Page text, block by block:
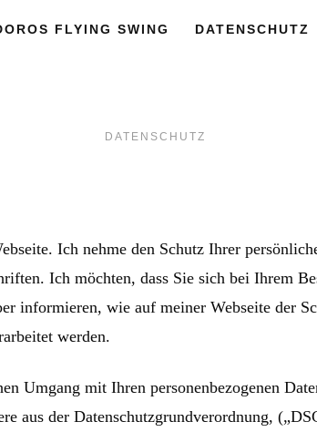
FLYING SWING DATENSCHUTZ
DATENSCHUTZ
Ich nehme den Schutz Ihrer
Ich möchten, dass Sie sich bei Ihrem
informieren, wie auf meiner Webseite der
werden.
Umgang mit Ihren personenbezogenen
aus der Datenschutzgrundverordnung,